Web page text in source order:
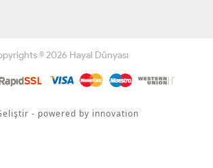
© 2026 Hayal Dünyası
- powered by innovation